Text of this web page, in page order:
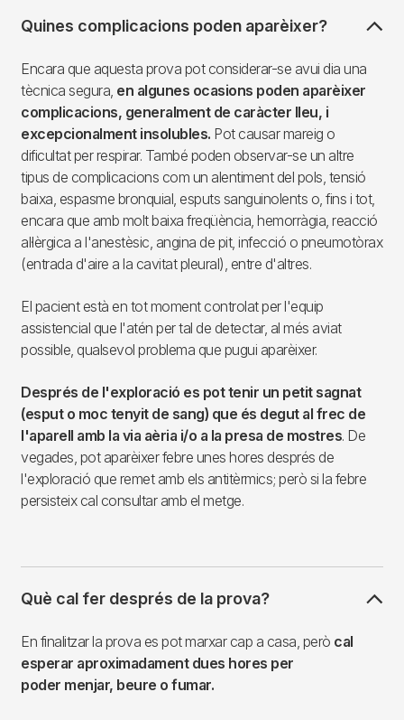
Quines complicacions poden aparèixer?
Encara que aquesta prova pot considerar-se avui dia una
tècnica segura, en algunes ocasions poden aparèixer
complicacions, generalment de caràcter lleu, i
excepcionalment insolubles. Pot causar mareig o
dificultat per respirar. També poden observar-se un altre
tipus de complicacions com un alentiment del pols, tensió
baixa, espasme bronquial, esputs sanguinolents o, fins i tot,
encara que amb molt baixa freqüència, hemorràgia, reacció
al·lèrgica a l'anestèsic, angina de pit, infecció o pneumotòrax
(entrada d'aire a la cavitat pleural), entre d'altres.
El pacient està en tot moment controlat per l'equip
assistencial que l'atén per tal de detectar, al més aviat
possible, qualsevol problema que pugui aparèixer.
Després de l'exploració es pot tenir un petit sagnat
(esput o moc tenyit de sang) que és degut al frec de
l'aparell amb la via aèria i/o a la presa de mostres. De
vegades, pot aparèixer febre unes hores després de
l'exploració que remet amb els antitèrmics; però si la febre
persisteix cal consultar amb el metge.
Què cal fer després de la prova?
En finalitzar la prova es pot marxar cap a casa, però cal
esperar aproximadament dues hores per
poder menjar, beure o fumar.